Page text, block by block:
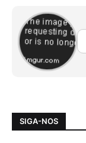
SIGA-NOS